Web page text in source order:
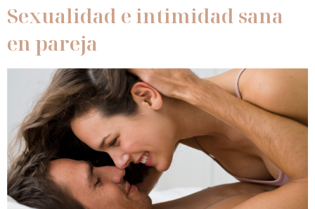
Sexualidad e intimidad sana
en pareja